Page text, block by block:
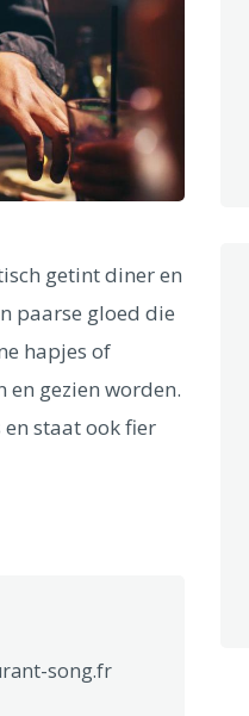
getint diner en
paarse gloed die
hapjes of
en gezien worden.
staat ook fier
song.fr